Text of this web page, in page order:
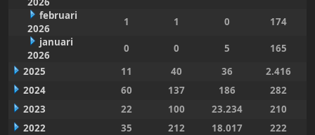
februari
2026
1 1 0
174
januari
2026
0 0 5
165
2025
11 40 36
2.416
2024
60 137 186
282
2023
22 100 23.234
210
2022
35 212 18.017
222